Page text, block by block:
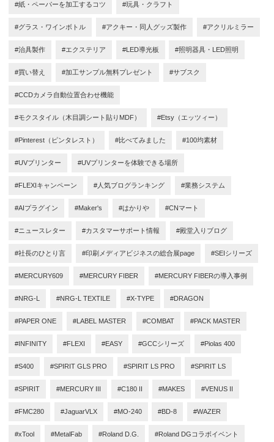
#紙・ペーパーを加工するコツ #玩具・クラフト
#グラス・ワインボトル #アクキー・同人グッズ製作 #アクリルミラー
#治具製作 #エクステリア #LED導光板 #照明器具・LED照明
#買い替え #加工サンプル無料プレゼント #サブスク
#CCDカメラ自動位置合わせ機能
#モクスタイル（木目調シート貼りMDF） #Etsy（エッツィー）
#Pinterest（ピンタレスト） #比べてみました #100均素材
#UVプリンター #UVプリンターを体験できる場所
#FLEXIキャンペーン #人気ブログランキング #業務システム
#AIプラグイン #Maker's #はかりや #CNマート
#ニュースレター #カスタマーサポート情報 #殿堂入りブログ
#社長のひとり言 #印刷メディアビジネスの総合展page #SEIシリーズ
#MERCURY609 #MERCURY FIBER #MERCURY FIBERの導入事例
#NRG-L #NRG-L TEXTILE #X-TYPE #DRAGON
#PAPER ONE #LABEL MASTER #COMBAT #PACK MASTER
#INFINITY #FLEXI #EASY #GCCシリーズ #Piolas 400
#S400 #SPIRIT GLS PRO #SPIRIT LS PRO #SPIRIT LS
#SPIRIT #MERCURY III #C180 II #MAKES #VENUS II
#FMC280 #JaguarVLX #MO-240 #BD-8 #WAZER
#xTool #MetalFab #Roland D.G. #Roland DGコラボイベント